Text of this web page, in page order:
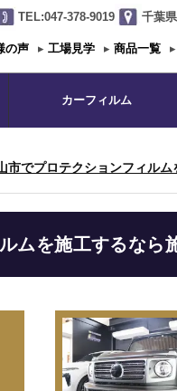
TEL:047-378-9019 千葉
の声 ▸ 工場見学 ▸ 商品一覧 ▸
カーフィルム
市でプロテクションフィル
ムを施工するなら